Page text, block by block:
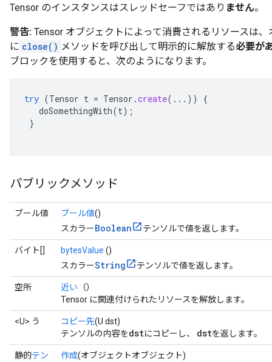
Tensor のインスタンスはスレッドセーフではあり ません。
警告: Tensor オブジェクトによって消費されるリソースは
に close() メソッドを呼び出して明示的に解放する必要が
ブロックを使用すると、次のようになります。
try (Tensor t = Tensor .create(...))
{
doSomethingWith(t);
}
パブリックメソッド
ブール値 ブール値()
スカラーBoolean テンソルで値を返します。
バイト[] bytesValue ()
スカラーString テンソルで値を返します。
空所 近い （）
Tensor に関連付けられたリソースを解放します。
<U> う コピー先(U dst)
テンソルの内容をdstにコピーし、 dstを返します。
静的テン
作成(オブジェクトオブジェクト)